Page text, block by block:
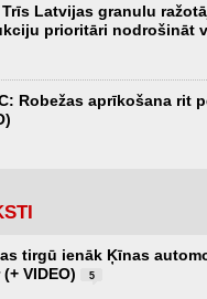
Trīs Latvijas granulu
prioritāri nodrošināt
Robežas aprīkošana rit
tirgū ienāk Ķīnas
VIDEO)
5